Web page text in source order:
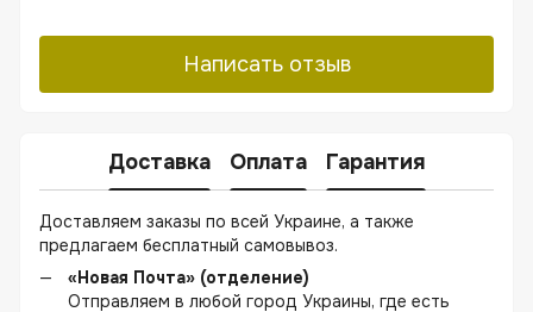
Написать отзыв
Доставка Оплата Гарантия
Доставляем заказы по всей Украине, а также
предлагаем бесплатный самовывоз.
«Новая Почта» (отделение)
Отправляем в любой город Украины, где есть